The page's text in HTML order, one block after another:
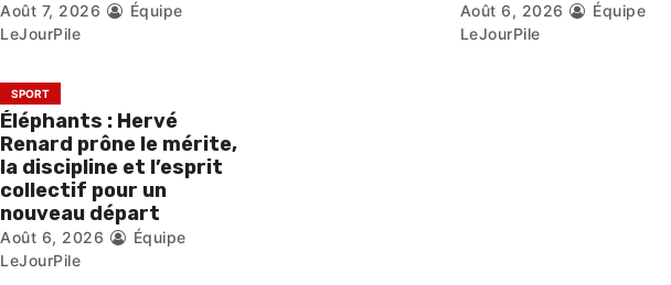
Août 7, 2026
Équipe
LeJourPile
Août 6, 2026
Équipe
LeJourPile
SPORT
Éléphants : Hervé
Renard prône le mérite,
la discipline et l’esprit
collectif pour un
nouveau départ
Août 6, 2026
Équipe
LeJourPile